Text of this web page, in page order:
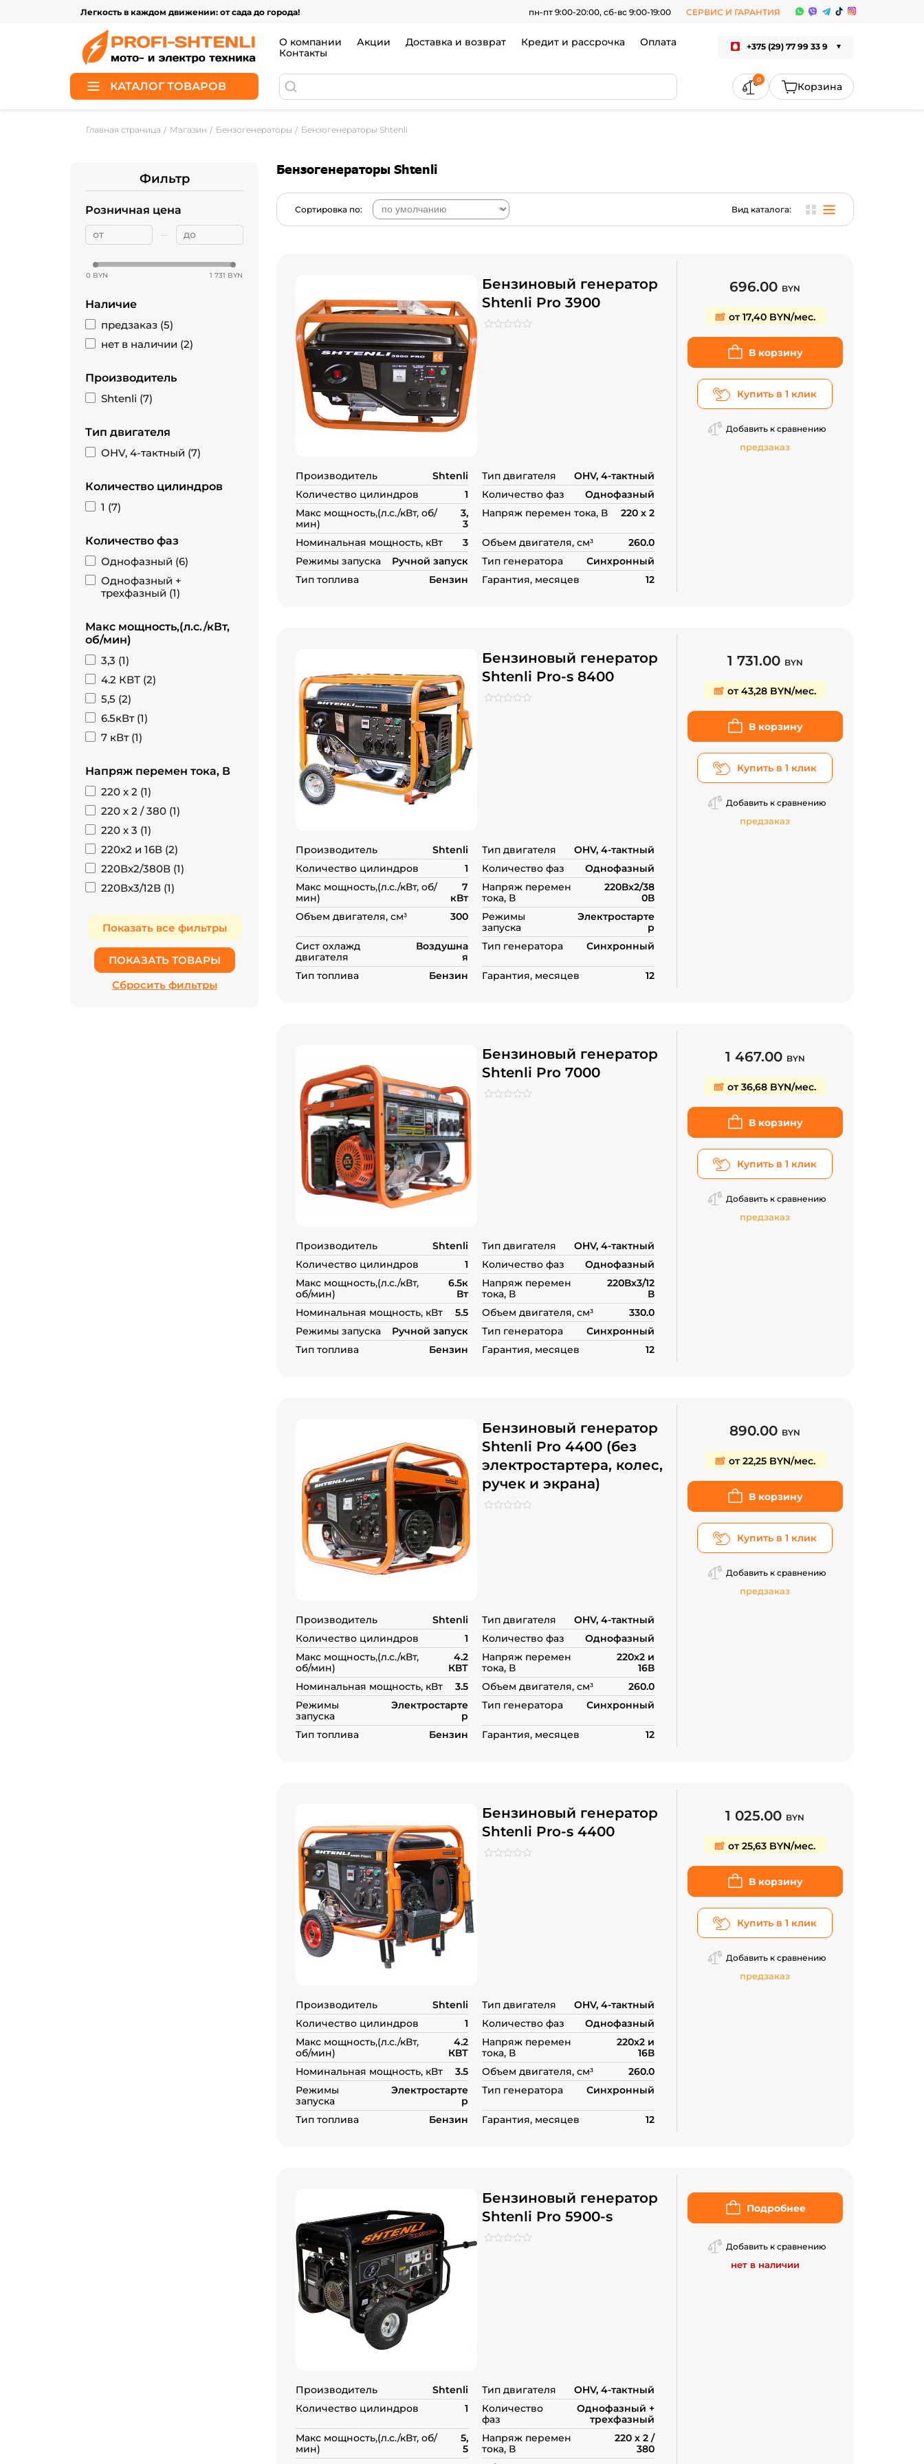
Легкость в каждом движении: от сада до города! пн-пт 9:00-20:00, сб-вс 9:00-19:00 СЕРВИС И ГАРАНТИЯ
О компании Акции Доставка и возврат Кредит и рассрочка
Оплата
Контакты
+375 (29) 77 99 33 9
КАТАЛОГ ТОВАРОВ
0
Главная страница Магазин Бензогенераторы Бензогенераторы Shtenli
Фильтр
Розничная цена
0 BYN 1 731 BYN
Наличие
предзаказ (5)
нет в наличии (2)
Производитель
Shtenli (7)
Тип двигателя
OHV, 4-тактный (7)
Количество цилиндров
1 (7)
Количество фаз
Однофазный (6)
Однофазный +
трехфазный (1)
Макс мощность,(л.с./кВт,
об/мин)
3,3 (1)
4.2 КВТ (2)
5,5 (2)
6.5кВт (1)
7 кВт (1)
Напряж перемен тока, В
220 х 2 (1)
220 х 2 / 380 (1)
220 х 3 (1)
220x2 и 16В (2)
220Вх2/380В (1)
220Вх3/12В (1)
Бензогенераторы Shtenli
Сортировка по: Вид каталога:
Бензиновый генератор
Shtenli Pro 3900
Производитель Shtenli Тип двигателя
OHV, 4-тактный
Количество цилиндров
1 Количество фаз
Однофазный
Макс мощность,(л.с./кВт, об/
мин)
3,
3
Напряж перемен тока, В 220 х 2
Номинальная мощность, кВт 3 Объем двигателя, см³
260.0
Режимы запуска
Ручной запуск Тип генератора
Синхронный
Тип топлива
Бензин Гарантия, месяцев 12
696.00 BYN
от 17,40 BYN/мес.
В корзину
Купить в 1 клик
Добавить к сравнению
предзаказ
Бензиновый генератор
Shtenli Pro-s 8400
Производитель Shtenli Тип двигателя
OHV, 4-тактный
Количество цилиндров
1 Количество фаз
Однофазный
Макс мощность,(л.с./кВт, об/
мин)
7
кВт
Напряж перемен
тока, В
220Вх2/38
0В
Объем двигателя, см³
300
Режимы
запуска
Электростарте
р
Сист охлажд
двигателя
Воздушна
я
Тип генератора Синхронный
Тип топлива Бензин Гарантия, месяцев 12
1 731.00 BYN
от 43,28 BYN/мес.
В корзину
Купить в 1 клик
Добавить к сравнению
предзаказ
Бензиновый генератор
Shtenli Pro 7000
Производитель Shtenli Тип двигателя
OHV, 4-тактный
Количество цилиндров
1 Количество фаз
Однофазный
Макс мощность,(л.с./кВт,
об/мин)
6.5к
Вт
Напряж перемен
тока, В
220Вх3/12
В
Номинальная мощность, кВт
5.5 Объем двигателя, см³
330.0
Режимы запуска
Ручной запуск Тип генератора
Синхронный
Тип топлива
Бензин Гарантия, месяцев 12
1 467.00 BYN
от 36,68 BYN/мес.
В корзину
Купить в 1 клик
Добавить к сравнению
предзаказ
Бензиновый генератор
Shtenli Pro 4400 (без
электростартера, колес,
ручек и экрана)
Производитель Shtenli Тип двигателя
OHV, 4-тактный
Количество цилиндров
1 Количество фаз
Однофазный
Макс мощность,(л.с./кВт,
об/мин)
4.2
КВТ
Напряж перемен
тока, В
220x2 и
16В
Номинальная мощность, кВт
3.5 Объем двигателя, см³
260.0
Режимы
запуска
Электростарте
р
Тип генератора Синхронный
Тип топлива Бензин Гарантия, месяцев 12
890.00 BYN
от 22,25 BYN/мес.
В корзину
Купить в 1 клик
Добавить к сравнению
предзаказ
Бензиновый генератор
Shtenli Pro-s 4400
Производитель Shtenli Тип двигателя
OHV, 4-тактный
Количество цилиндров
1 Количество фаз
Однофазный
Макс мощность,(л.с./кВт,
об/мин)
4.2
КВТ
Напряж перемен
тока, В
220x2 и
16В
Номинальная мощность, кВт
3.5 Объем двигателя, см³
260.0
Режимы
запуска
Электростарте
р
Тип генератора Синхронный
Тип топлива Бензин Гарантия, месяцев 12
1 025.00 BYN
от 25,63 BYN/мес.
В корзину
Купить в 1 клик
Добавить к сравнению
предзаказ
Бензиновый генератор
Shtenli Pro 5900-s
Производитель Shtenli Тип двигателя
OHV, 4-тактный
Количество цилиндров
1
Количество
фаз
Однофазный +
трехфазный
Макс мощность,(л.с./кВт, об/
мин)
5,
5
Напряж перемен
тока, В
220 х 2 /
380
Подробнее
Добавить к сравнению
нет в наличии